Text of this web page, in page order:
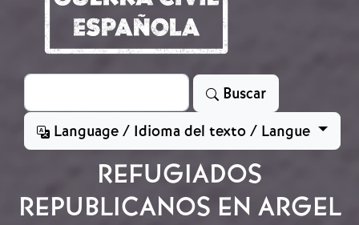
Search
Buscar
Language / Idioma del texto / Langue
REFUGIADOS
REPUBLICANOS EN ARGEL